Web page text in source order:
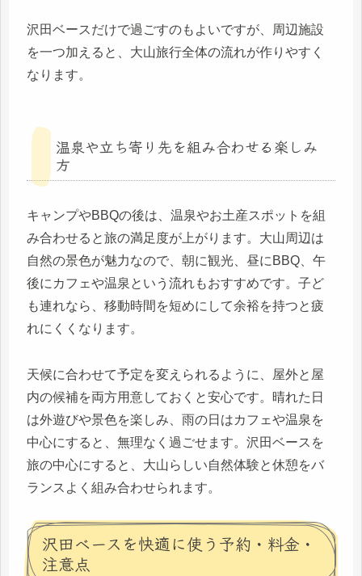
沢田ベースだけで過ごすのもよいですが、周辺施設
を一つ加えると、大山旅行全体の流れが作りやすく
なります。
温泉や立ち寄り先を組み合わせる楽しみ
方
キャンプやBBQの後は、温泉やお土産スポットを組
み合わせると旅の満足度が上がります。大山周辺は
自然の景色が魅力なので、朝に観光、昼にBBQ、午
後にカフェや温泉という流れもおすすめです。子ど
も連れなら、移動時間を短めにして余裕を持つと疲
れにくくなります。
天候に合わせて予定を変えられるように、屋外と屋
内の候補を両方用意しておくと安心です。晴れた日
は外遊びや景色を楽しみ、雨の日はカフェや温泉を
中心にすると、無理なく過ごせます。沢田ベースを
旅の中心にすると、大山らしい自然体験と休憩をバ
ランスよく組み合わせられます。
沢田ベースを快適に使う予約・料金・
注意点